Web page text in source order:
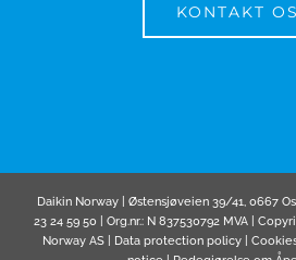
KONTAKT
Daikin Norway | Østensjøveien 39/41, 0667
23 24 59 50 | Org.nr.: N 837530792 MVA |
Norway AS | Data protection policy